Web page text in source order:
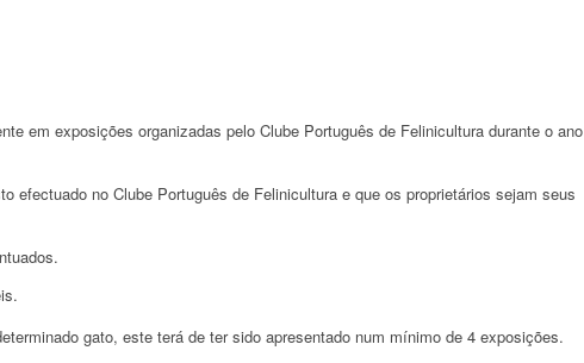
em exposições organizadas pelo Clube Português de Felinicultura durante o ano
efectuado no Clube Português de Felinicultura e que os proprietários sejam seus
gato, este terá de ter sido apresentado num mínimo de 4 exposições.